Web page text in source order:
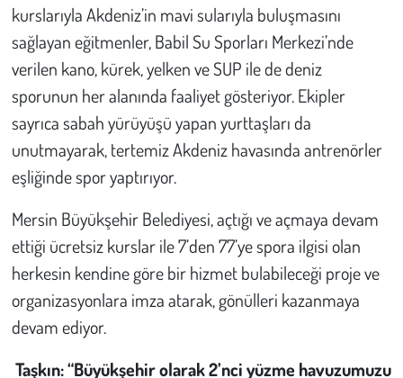
kurslarıyla Akdeniz’in mavi sularıyla buluşmasını
sağlayan eğitmenler, Babil Su Sporları Merkezi’nde
verilen kano, kürek, yelken ve SUP ile de deniz
sporunun her alanında faaliyet gösteriyor. Ekipler
sayrıca sabah yürüyüşü yapan yurttaşları da
unutmayarak, tertemiz Akdeniz havasında antrenörler
eşliğinde spor yaptırıyor.
Mersin Büyükşehir Belediyesi, açtığı ve açmaya devam
ettiği ücretsiz kurslar ile 7’den 77’ye spora ilgisi olan
herkesin kendine göre bir hizmet bulabileceği proje ve
organizasyonlara imza atarak, gönülleri kazanmaya
devam ediyor.
Taşkın: “Büyükşehir olarak 2’nci yüzme havuzumuzu